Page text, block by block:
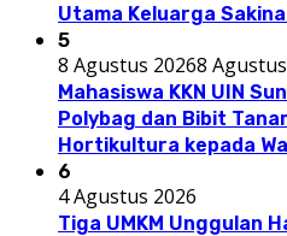
Utama Keluarga
5
8 Agustus 20268
Mahasiswa KKN UIN
Polybag dan Bibit
Hortikultura kepada
6
4 Agustus 2026
Tiga UMKM Unggulan